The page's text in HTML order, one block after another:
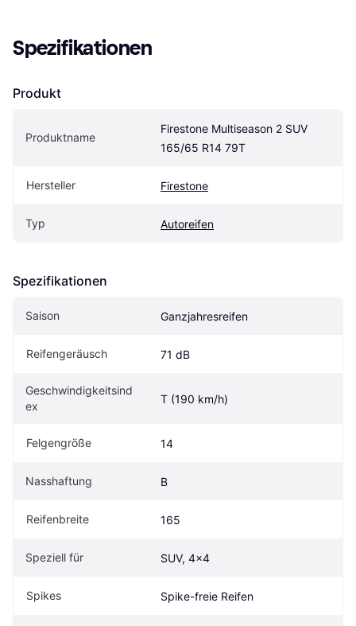
Spezifikationen
Produkt
Produktname
Firestone Multiseason 2 SUV
165/65 R14 79T
Hersteller Firestone
Typ Autoreifen
Spezifikationen
Saison Ganzjahresreifen
Reifengeräusch 71 dB
Geschwindigkeitsind
ex
T (190 km/h)
Felgengröße 14
Nasshaftung B
Reifenbreite 165
Speziell für SUV, 4x4
Spikes Spike-freie Reifen